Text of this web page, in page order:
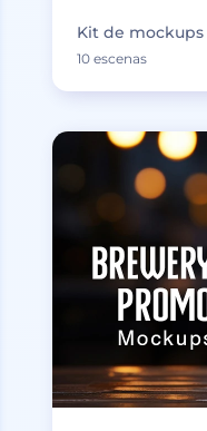
Kit de
10 escenas